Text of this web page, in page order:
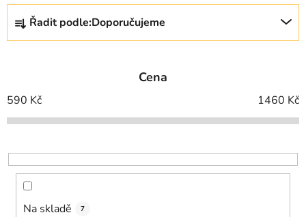
Ř
z
í
p
o
d
Řadit podle:Doporučujeme
Cena
590 Kč 1460 Kč
Na skladě 7